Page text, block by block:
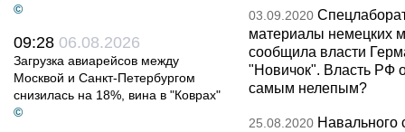
©
09:28 06.08.2026
Загрузка авиарейсов между
Москвой и Санкт-Петербургом
снизилась на 18%, вина в "Коврах"
©
03.09.2020
материалы немецких
сообщила власти
"Новичок". Власть РФ
самым нелепым?
25.08.2020 Навального